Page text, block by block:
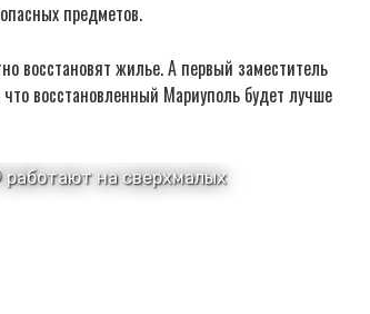
предметов.
восстановят жилье. А первый заместитель
восстановленный Мариуполь будет лучше